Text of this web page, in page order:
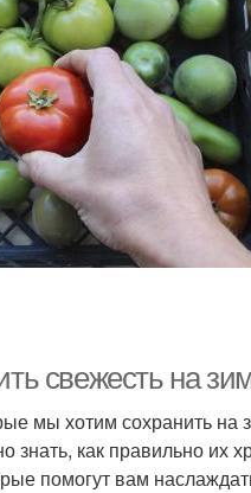
свежесть на
мы хотим сохранить на
как правильно их
помогут вам